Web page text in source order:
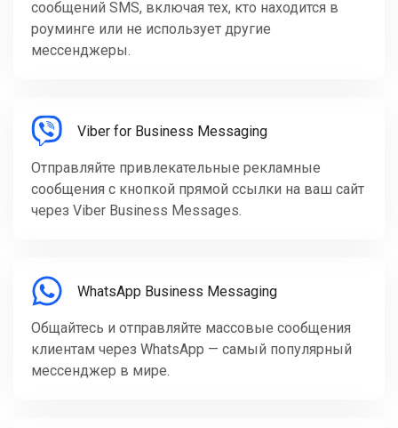
сообщений SMS, включая тех, кто находится в
роуминге или не использует другие
мессенджеры.
Viber for Business Messaging
Отправляйте привлекательные рекламные
сообщения с кнопкой прямой ссылки на ваш сайт
через Viber Business Messages.
WhatsApp Business Messaging
Общайтесь и отправляйте массовые сообщения
клиентам через WhatsApp — самый популярный
мессенджер в мире.